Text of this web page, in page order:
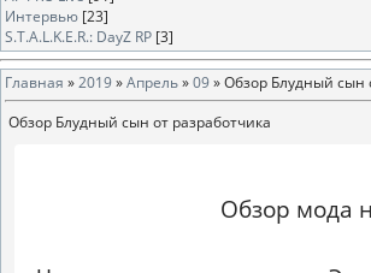
Интервью [23]
S.T.A.L.K.E.R.: DayZ RP [3]
Главная »2019»Апрель»09» Обзор Блудный сын
Обзор Блудный сын от разработчика
Обзор мода